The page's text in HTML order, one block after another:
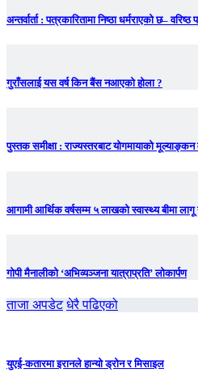
अन्तर्वार्ता : पत्रकारितामा निष्ठा धर्मराएको छ–
गुराँसलाई यस वर्ष किन बैंस नआएको होला ?
पुस्तक समीक्षा : राज्यस्तरबाट योगमायाको मूल्याङ्कन
आगामी आर्थिक वर्षसम्म ५ लाखको स्वास्थ्य बीमा लागू
गोपी मैनालीको ‘अभिव्यञ्जना यात्राप्रति’ लोकार्पण
ताजा अपडेट धेरै पढिएको
युएई-कतारमा इरानले हान्यो ड्रोन र मिसाइल